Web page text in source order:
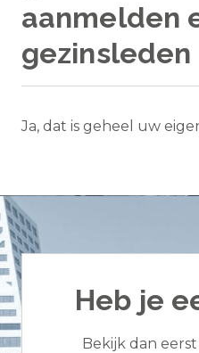
aanmelden
gezinsleden
Ja, dat is geheel uw
Heb je
Bekijk dan